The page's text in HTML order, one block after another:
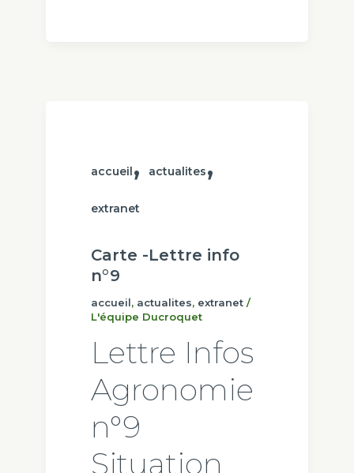
accueil , actualites,
extranet
Carte -Lettre info
n°9
accueil, actualites, extranet /
L'équipe Ducroquet
Lettre Infos
Agronomie
n°9
Situation